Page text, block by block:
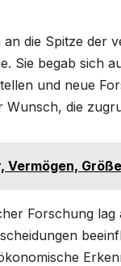
die Spitze der
Sie begab sich
und neue
die
Vermögen,
Forschung lag